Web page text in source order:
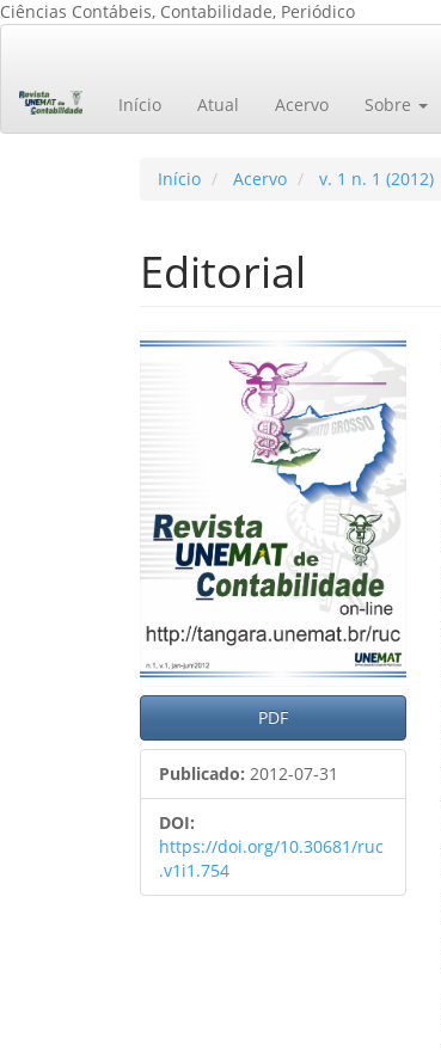
Ciências Contábeis, Contabilidade, Periódico
principal
Barra
Início Atual Acervo Sobre
Início Acervo v. 1 n. 1 (2012)
Editorial
Barra
lateral
artigos
PDF
Publicado: 2012-07-31
DOI:
https://doi.org/10.30681/ruc
.v1i1.754